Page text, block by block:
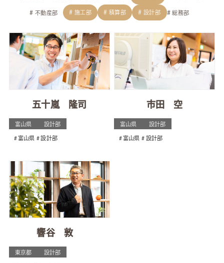
不動産部 施工部 積算部 設計部 総務部
五十嵐 隆司
富山県 設計部
富山県 設計部
市田 空
富山県 設計部
富山県 設計部
響谷 敦
東京都 設計部